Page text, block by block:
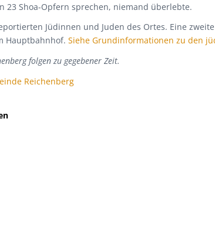
23 Shoa-Opfern sprechen, niemand überlebte.
Jüdinnen und Juden des Ortes. Eine
Hauptbahnhof. Siehe Grundinformationen zu den
folgen zu gegebener Zeit.
Reichenberg